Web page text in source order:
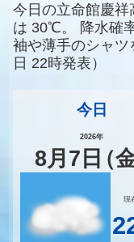
今日の立命館慶
は 30℃。 降水確
袖や薄手のシャツ
日 22時発表）
今日
2026年
8月 7 日（金
現